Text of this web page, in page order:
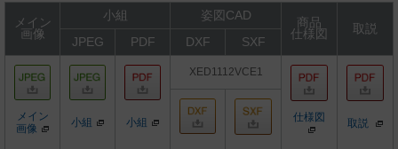
メイン
画像
小組 姿図CAD
商品
仕様図
取説
JPEG
PDF DXF SXF
メイン
画像
小組 小組
XED1112VCE1
仕様図 取説